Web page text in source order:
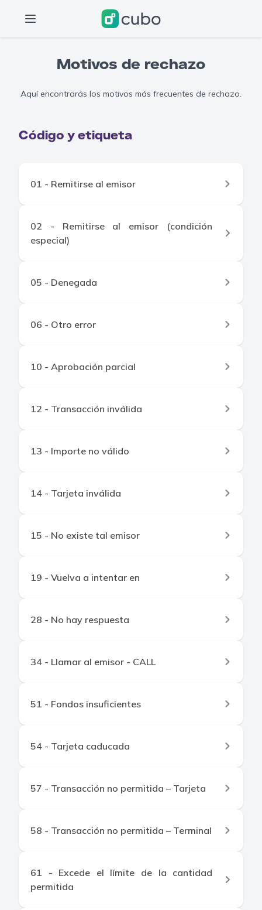
Motivos de rechazo
Aquí encontrarás los motivos más frecuentes de rechazo.
Código y etiqueta
01 - Remitirse al emisor
02 - Remitirse al emisor (condición
especial)
05 - Denegada
06 - Otro error
10 - Aprobación parcial
12 - Transacción inválida
13 - Importe no válido
14 - Tarjeta inválida
15 - No existe tal emisor
19 - Vuelva a intentar en
28 - No hay respuesta
34 - Llamar al emisor - CALL
51 - Fondos insuficientes
54 - Tarjeta caducada
57 - Transacción no permitida – Tarjeta
58 - Transacción no permitida – Terminal
61 - Excede el límite de la cantidad
permitida